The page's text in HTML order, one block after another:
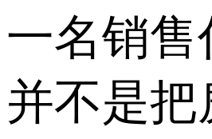
一名销售
并不是把